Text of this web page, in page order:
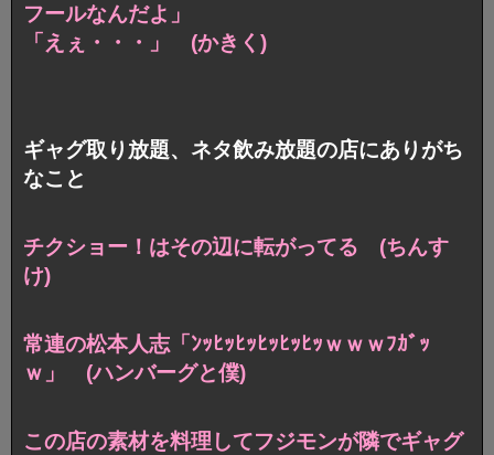
フールなんだよ」
「えぇ・・・」 (かきく)
ギャグ取り放題、ネタ飲み放題の店にありがち
なこと
チクショー！はその辺に転がってる (ちんす
け)
常連の松本人志「ﾝｯﾋｯﾋｯﾋｯﾋｯﾋｯｗｗｗﾌｶﾞｯ
ｗ」 (ハンバーグと僕)
この店の素材を料理してフジモンが隣でギャグ